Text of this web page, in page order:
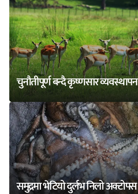
चुनौतीपूर्ण बन्दै कृष्णसार व्यवस्थापन
समुद्रमा भेटियो दुर्लभ निलो अक्टोपस